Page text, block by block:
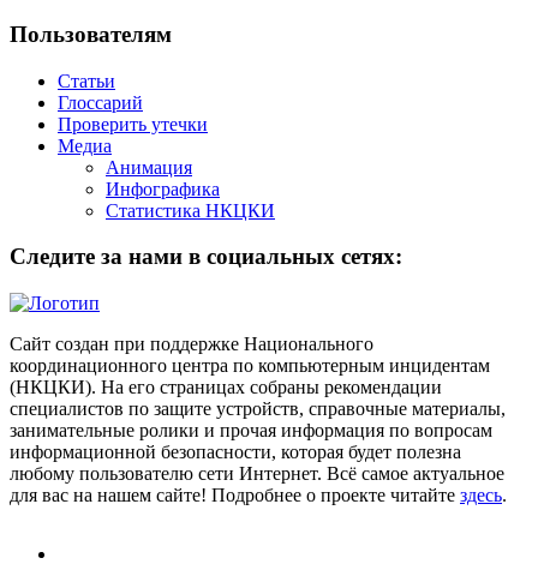
Пользователям
Статьи
Глоссарий
Проверить утечки
Медиа
Анимация
Инфографика
Статистика НКЦКИ
Следите за нами в социальных сетях:
Сайт создан при поддержке Национального
координационного центра по компьютерным инцидентам
(НКЦКИ). На его страницах собраны рекомендации
специалистов по защите устройств, справочные материалы,
занимательные ролики и прочая информация по вопросам
информационной безопасности, которая будет полезна
любому пользователю сети Интернет. Всё самое актуальное
для вас на нашем сайте! Подробнее о проекте читайте здесь.